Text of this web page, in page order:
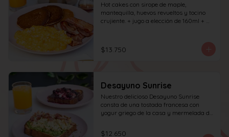
Hot cakes con sirope de maple,
mantequilla, huevos revueltos y tocino
crujiente. + jugo a elección de 160ml +
$13.750
Desayuno Sunrise
Nuestro delicioso Desayuno Sunrise
consta de una tostada francesa con
yogur griego de la casa y mermelada de
de pan blanco con palta molida, pasta de
$12.650